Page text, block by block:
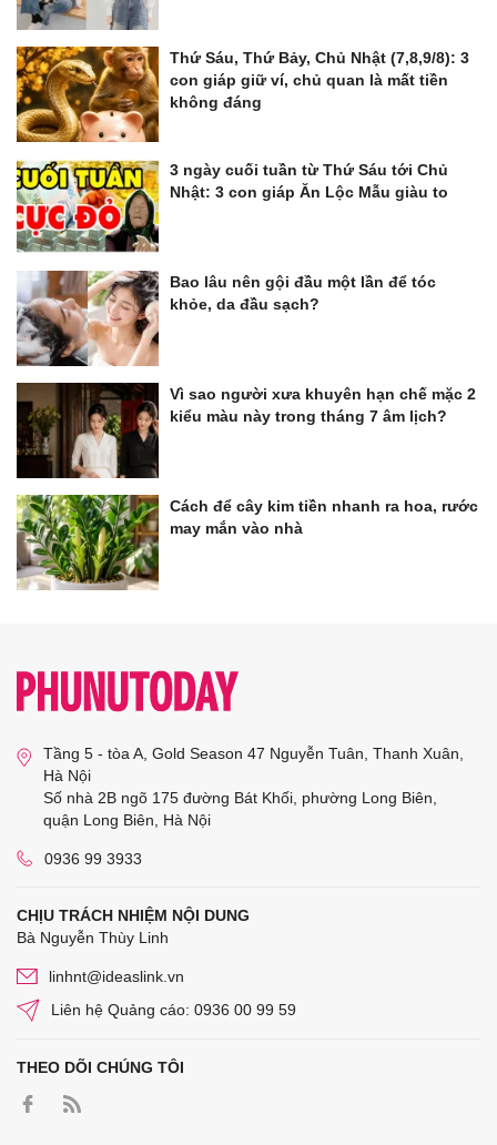
Thứ Sáu, Thứ Bảy, Chủ Nhật (7,8,9/8): 3
con giáp giữ ví, chủ quan là mất tiền
không đáng
3 ngày cuối tuần từ Thứ Sáu tới Chủ
Nhật: 3 con giáp Ăn Lộc Mẫu giàu to
Bao lâu nên gội đầu một lần để tóc
khỏe, da đầu sạch?
Vì sao người xưa khuyên hạn chế mặc 2
kiểu màu này trong tháng 7 âm lịch?
Cách để cây kim tiền nhanh ra hoa, rước
may mắn vào nhà
Tầng 5 - tòa A, Gold Season 47 Nguyễn Tuân, Thanh Xuân,
Hà Nội
Số nhà 2B ngõ 175 đường Bát Khối, phường Long Biên,
quận Long Biên, Hà Nội
0936 99 3933
CHỊU TRÁCH NHIỆM NỘI DUNG
Bà Nguyễn Thùy Linh
linhnt@ideaslink.vn
Liên hệ Quảng cáo: 0936 00 99 59
THEO DÕI CHÚNG TÔI